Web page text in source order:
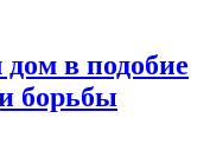
в подобие
борьбы